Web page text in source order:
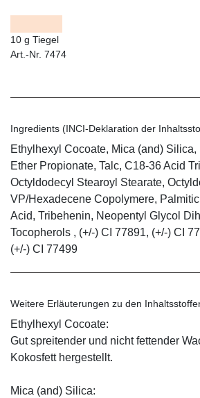
10 g Tiegel
Art.-Nr. 7474
Ingredients (INCI-Deklaration der
Ethylhexyl Cocoate, Mica (and) Silica,
Ether Propionate, Talc, C18-36 Acid
Octyldodecyl Stearoyl Stearate,
VP/Hexadecene Copolymere,
Acid, Tribehenin, Neopentyl Glycol
Tocopherols , (+/-) CI 77891, (+/-) CI
(+/-) CI 77499
Weitere Erläuterungen zu den
Ethylhexyl Cocoate:
Gut spreitender und nicht fettender
Kokosfett hergestellt.
Mica (and) Silica: